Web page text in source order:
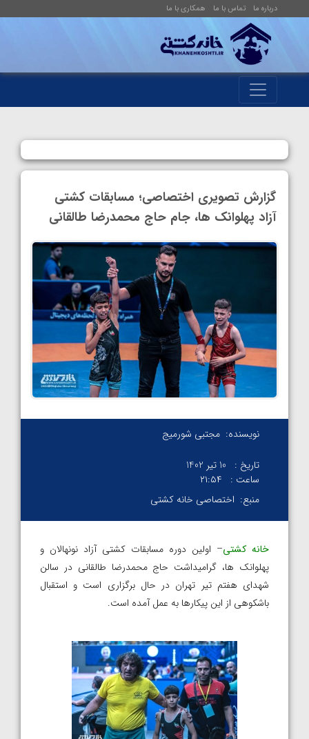
درباره ما تماس با ما همکاری با ما
گزارش تصویری اختصاصی؛ مسابقات کشتی
آزاد پهلوانک ها، جام حاج محمدرضا طالقانی
نویسنده: مجتبی شورمیج
تاریخ :
10 تیر 1402
ساعت :
۲۱:۵۴
منبع: اختصاصی خانه کشتی
خانه کشتی– اولین دوره مسابقات کشتی آزاد نونهالان و
پهلوانک ها، گرامیداشت حاج محمدرضا طالقانی در سالن
شهدای هفتم تیر تهران در حال برگزاری است و استقبال
باشکوهی از این پیکارها به عمل آمده است.